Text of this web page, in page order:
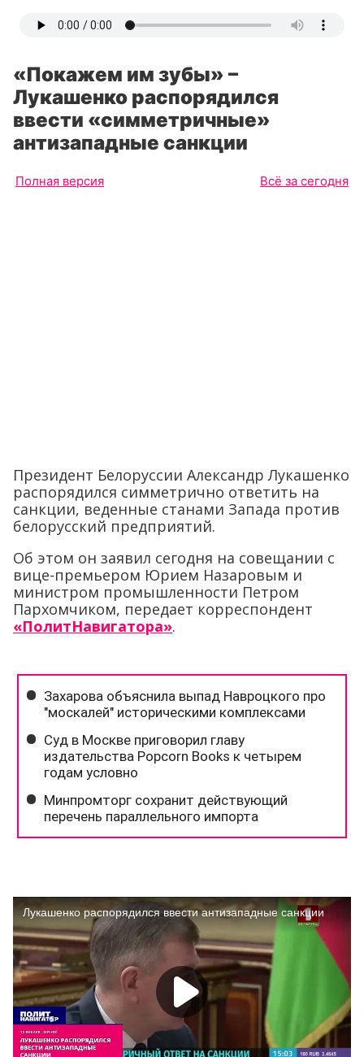
«Покажем им зубы» –
Лукашенко распорядился
ввести «симметричные»
антизападные санкции
Полная версия Всё за сегодня
Президент Белоруссии Александр Лукашенко
распорядился симметрично ответить на
санкции, веденные станами Запада против
белорусский предприятий.
Об этом он заявил сегодня на совещании с
вице-премьером Юрием Назаровым и
министром промышленности Петром
Пархомчиком, передает корреспондент
«ПолитНавигатора».